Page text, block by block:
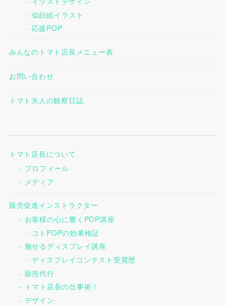
似顔絵イラスト
応援POP
みんなのトマト店長メニュー表
お問い合わせ
トマト夫人の観察日誌
トマト店長について
プロフィール
メディア
販売促進インストラクター
お客様の心に響くPOP講座
コトPOPの効果検証
魅せるディスプレイ講座
ディスプレイコンテスト受賞歴
販売代行
トマト店長の仕事術！
デザイン